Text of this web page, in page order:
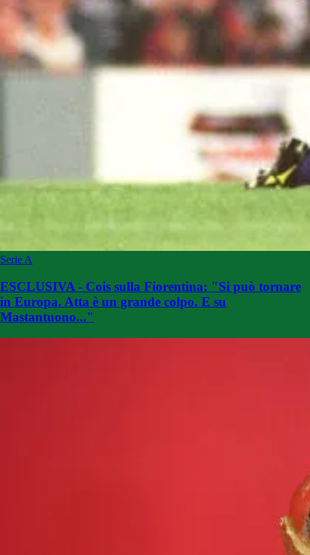
Serie A
ESCLUSIVA - Cois sulla Fiorentina: "Si può tornare
in Europa. Atta è un grande colpo. E su
Mastantuono..."